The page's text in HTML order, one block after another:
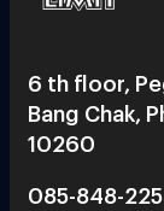
6 th floor,
Bang Chak,
10260
085-848-